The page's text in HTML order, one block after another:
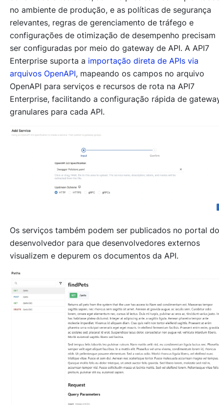
no ambiente de produção, e as políticas de segurança
relevantes, regras de gerenciamento de tráfego e
configurações de otimização de desempenho precisam
ser configuradas por meio do gateway de API. A API7
Enterprise suporta a importação direta de APIs via
arquivos OpenAPI, mapeando os campos no arquivo
OpenAPI para serviços e recursos de rota na API7
Enterprise, facilitando a configuração rápida de
granulares para cada API.
Os serviços também podem ser publicados no portal do
desenvolvedor para que desenvolvedores externos
visualizem e depurem os documentos da API.